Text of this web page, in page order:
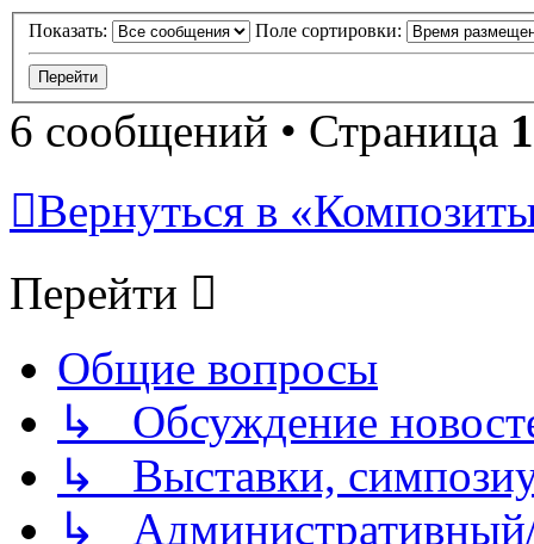
Показать: Поле сортировки:
6 сообщений • Страница 1
Вернуться в
Перейти
Общие вопросы
↳ Обсуждение
↳ Выставки,
↳